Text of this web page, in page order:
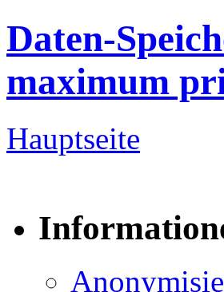
Daten-
maximum
Hauptseite